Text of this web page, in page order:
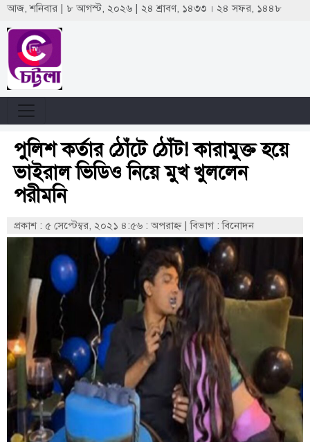
আজ, শনিবার | ৮ আগস্ট, ২০২৬ | ২৪ শ্রাবণ, ১৪৩৩ । ২৪ সফর, ১৪৪৮
পুলিশ কর্তার ঠোঁটে ঠোঁট! কারামুক্ত হয়ে
ভাইরাল ভিডিও নিয়ে মুখ খুললেন
পরীমনি
প্রকাশ : ৫ সেপ্টেম্বর, ২০২১ ৪:৫৬ : অপরাহ্ণ |বিভাগ : বিনোদন